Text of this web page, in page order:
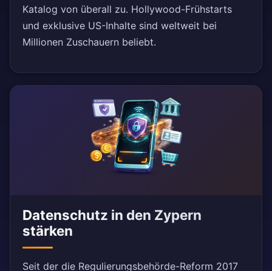
Katalog von überall zu. Hollywood-Frühstarts
und exklusive US-Inhalte sind weltweit bei
Millionen Zuschauern beliebt.
Datenschutz in den Zypern
stärken
Seit der die Regulierungsbehörde-Reform 2017